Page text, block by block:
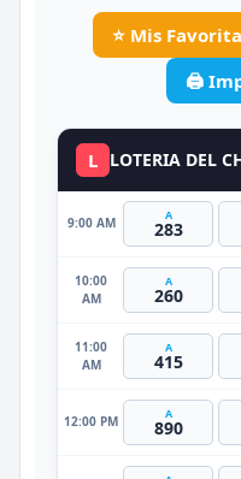
⭐ Mis
🖨️
L LOTERIA DEL
9:00 AM A
283
10:00
AM
A
260
11:00
AM
A
415
12:00 PM A
890